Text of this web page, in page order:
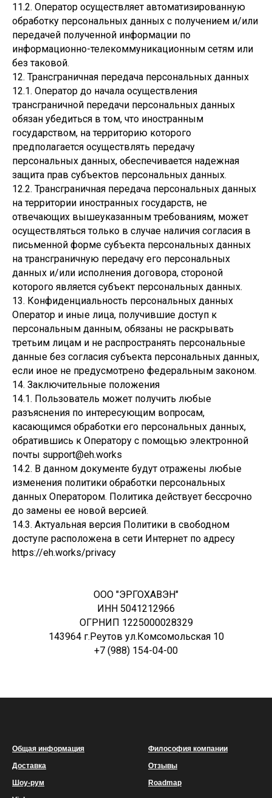
11.2. Оператор осуществляет автоматизированную
обработку персональных данных с получением и/или
передачей полученной информации по
информационно-телекоммуникационным сетям или
без таковой.
12. Трансграничная передача персональных данных
12.1. Оператор до начала осуществления
трансграничной передачи персональных данных
обязан убедиться в том, что иностранным
государством, на территорию которого
предполагается осуществлять передачу
персональных данных, обеспечивается надежная
защита прав субъектов персональных данных.
12.2. Трансграничная передача персональных данных
на территории иностранных государств, не
отвечающих вышеуказанным требованиям, может
осуществляться только в случае наличия согласия в
письменной форме субъекта персональных данных
на трансграничную передачу его персональных
данных и/или исполнения договора, стороной
которого является субъект персональных данных.
13. Конфиденциальность персональных данных
Оператор и иные лица, получившие доступ к
персональным данным, обязаны не раскрывать
третьим лицам и не распространять персональные
данные без согласия субъекта персональных данных,
если иное не предусмотрено федеральным законом.
14. Заключительные положения
14.1. Пользователь может получить любые
разъяснения по интересующим вопросам,
касающимся обработки его персональных данных,
обратившись к Оператору с помощью электронной
почты support@eh.works
14.2. В данном документе будут отражены любые
изменения политики обработки персональных
данных Оператором. Политика действует бессрочно
до замены ее новой версией.
14.3. Актуальная версия Политики в свободном
доступе расположена в сети Интернет по адресу
https://eh.works/privacy
ООО "ЭРГОХАВЭН"
ИНН 5041212966
ОГРНИП 1225000028329
143964 г.Реутов ул.Комсомольская 10
+7 (988) 154-04-00
Общая информация
Доставка
Шоу-рум
Философия компании
Отзывы
Roadmap